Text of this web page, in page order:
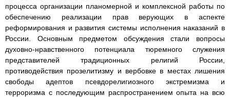
процесса организации планомерной и комплексной работы по
обеспечению реализации прав верующих в аспекте
реформирования и развития системы исполнения наказаний в
России. Основным предметом обсуждения стали вопросы
духовно-нравственного потенциала тюремного служения
представителей традиционных религий России,
противодействия прозелитизму и вербовке в местах лишения
свободы адептов псевдорелигиозного экстремизма и
терроризма с последующим распространением опыта на всю